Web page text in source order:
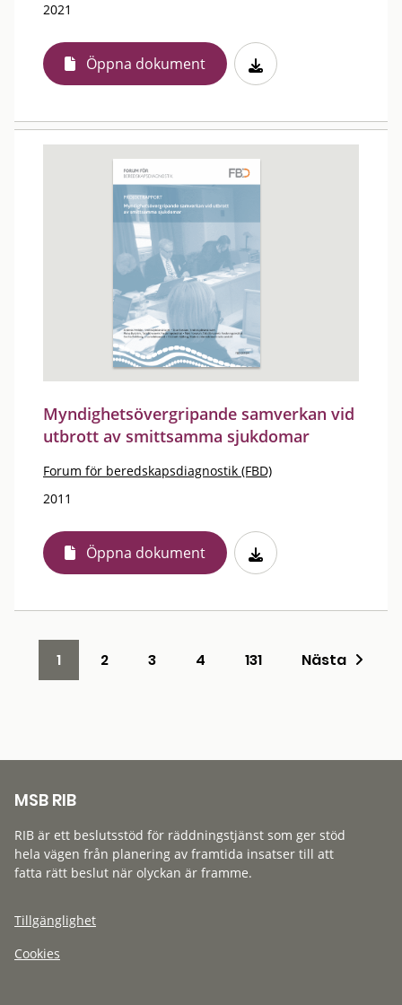
2021
Öppna dokument
Myndighetsövergripande samverkan vid
utbrott av smittsamma sjukdomar
Forum för beredskapsdiagnostik (FBD)
2011
Öppna dokument
1 2 3 4 131 Nästa
MSB RIB
RIB är ett beslutsstöd för räddningstjänst som ger stöd
hela vägen från planering av framtida insatser till att
fatta rätt beslut när olyckan är framme.
Tillgänglighet
Cookies